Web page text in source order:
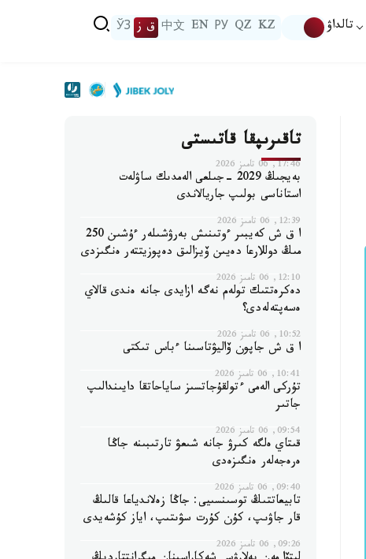
تالداۋ KZ
QZ
РУ
EN
中文 ق ز ЎЗ
تاقىرىپقا قاتىستى
17:46, 06 تامىز 2026
بەيجىڭ 2029 -جىلعى الەمدىك ساۋلەت
استاناسى بولىپ جاريالاندى
12:39, 06 تامىز 2026
ا ق ش كەيبىر ءوتىنىش بەرۋشىلەر ءۇشىن 250
مىڭ دوللارعا دەيىن ۆيزالىق دەپوزيتتەر ەنگىزدى
12:10, 06 تامىز 2026
دەكرەتتىك تولەم نەگە ازايدى جانە ەندى قالاي
ەسەپتەلەدى؟
10:52, 06 تامىز 2026
ا ق ش جاپون ۆاليۋتاسىنا ءباس تىكتى
10:41, 06 تامىز 2026
تۇركى الەمى ءتولقۇجاتسىز ساياحاتقا دايىندالىپ
جاتىر
09:54, 06 تامىز 2026
قىتاي ەلگە كىرۋ جانە شىعۋ تارتىبىنە جاڭا
ەرەجەلەر ەنگىزەدى
09:40, 06 تامىز 2026
تابيعاتتىڭ توسىنسىيى: جاڭا زەلاندياعا قالىڭ
قار جاۋىپ، كۇن كۇرت سۋىتىپ، اياز كۇشەيدى
09:26, 06 تامىز 2026